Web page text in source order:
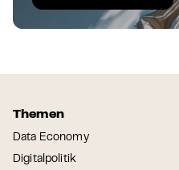
Themen
Data Economy
Digitalpolitik